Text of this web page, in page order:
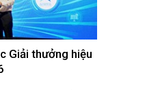
Giải thưởng hiệu